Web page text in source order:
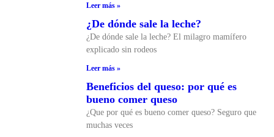
Leer más »
¿De dónde sale la leche?
¿De dónde sale la leche? El milagro mamífero
explicado sin rodeos
Leer más »
Beneficios del queso: por qué es
bueno comer queso
¿Que por qué es bueno comer queso? Seguro que
muchas veces